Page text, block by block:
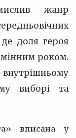
жанр
доля героя
роком.
внутрішньому
виборі та
вписана у